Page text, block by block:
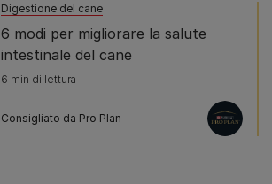
Digestione del cane
6 modi per migliorare la salute
intestinale del cane
6 min di lettura
Consigliato da Pro Plan